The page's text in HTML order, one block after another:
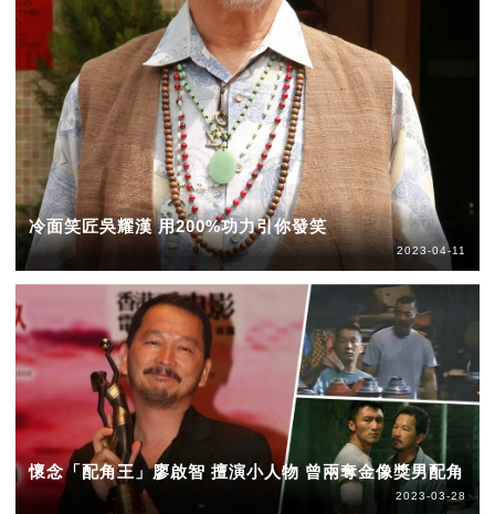
冷面笑匠吳耀漢 用200%功力引你發笑
2023-04-11
懷念「配角王」廖啟智 擅演小人物 曾兩奪金像獎男配角
2023-03-28